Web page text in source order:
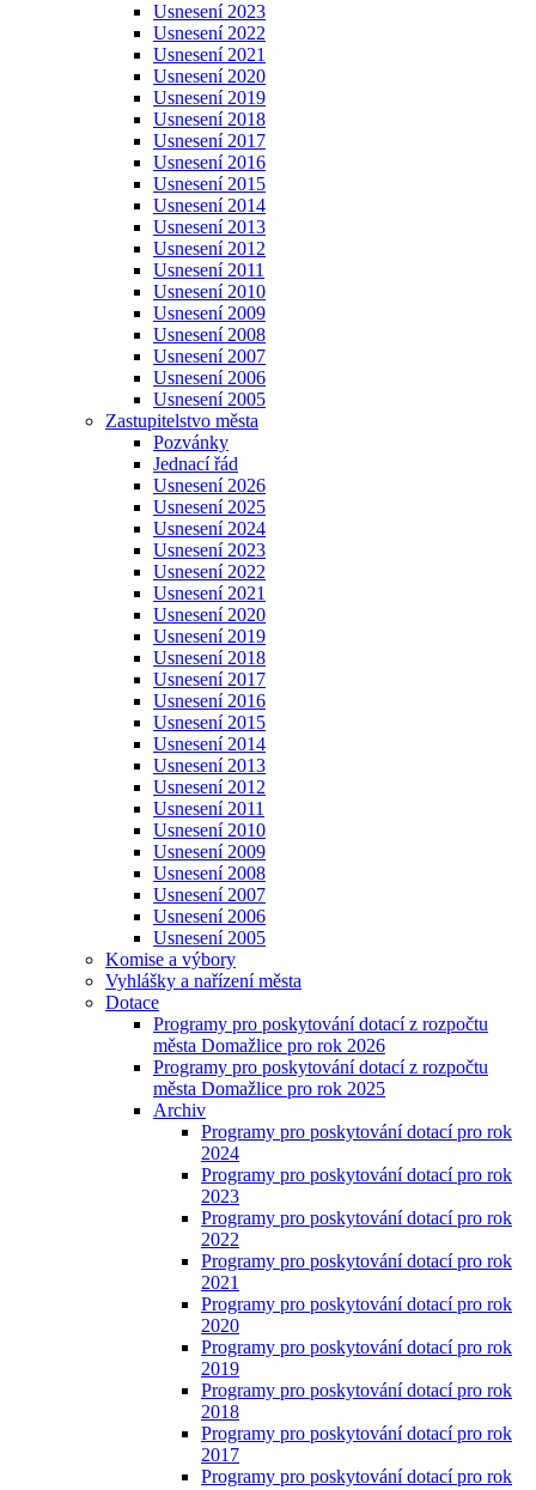
Usnesení 2023
Usnesení 2022
Usnesení 2021
Usnesení 2020
Usnesení 2019
Usnesení 2018
Usnesení 2017
Usnesení 2016
Usnesení 2015
Usnesení 2014
Usnesení 2013
Usnesení 2012
Usnesení 2011
Usnesení 2010
Usnesení 2009
Usnesení 2008
Usnesení 2007
Usnesení 2006
Usnesení 2005
Zastupitelstvo města
Pozvánky
Jednací řád
Usnesení 2026
Usnesení 2025
Usnesení 2024
Usnesení 2023
Usnesení 2022
Usnesení 2021
Usnesení 2020
Usnesení 2019
Usnesení 2018
Usnesení 2017
Usnesení 2016
Usnesení 2015
Usnesení 2014
Usnesení 2013
Usnesení 2012
Usnesení 2011
Usnesení 2010
Usnesení 2009
Usnesení 2008
Usnesení 2007
Usnesení 2006
Usnesení 2005
Komise a výbory
Vyhlášky a nařízení města
Dotace
Programy pro poskytování dotací z rozpočtu
města Domažlice pro rok 2026
Programy pro poskytování dotací z rozpočtu
města Domažlice pro rok 2025
Archiv
Programy pro poskytování dotací pro rok
2024
Programy pro poskytování dotací pro rok
2023
Programy pro poskytování dotací pro rok
2022
Programy pro poskytování dotací pro rok
2021
Programy pro poskytování dotací pro rok
2020
Programy pro poskytování dotací pro rok
2019
Programy pro poskytování dotací pro rok
2018
Programy pro poskytování dotací pro rok
2017
Programy pro poskytování dotací pro rok